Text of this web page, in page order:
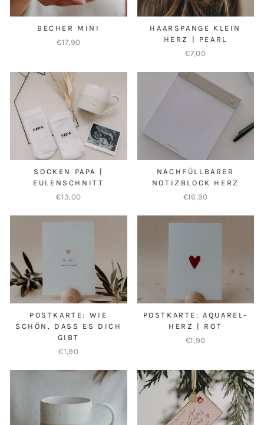
BECHER MINI
€17,90
HAARSPANGE KLEIN
HERZ | PEARL
€7,00
SOCKEN PAPA |
EULENSCHNITT
€13,00
NACHFÜLLBARER
NOTIZBLOCK HERZ
€16,90
POSTKARTE: WIE
SCHÖN, DASS ES DICH
GIBT
€1,90
POSTKARTE: AQUAREL-
HERZ | ROT
€1,90